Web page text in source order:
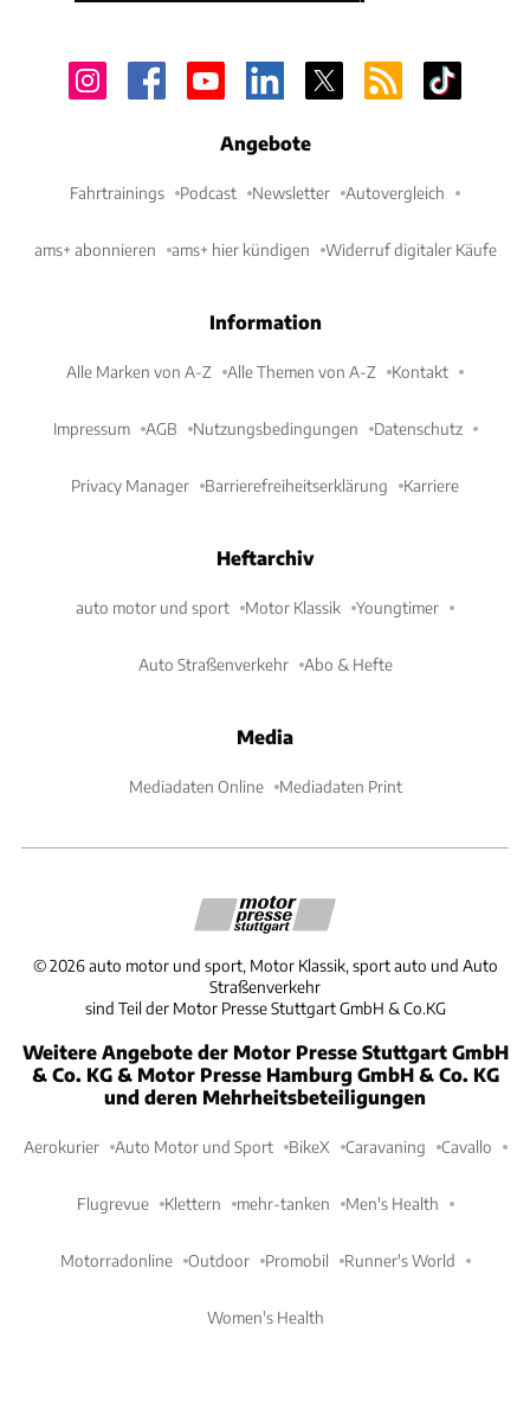
Angebote
Fahrtrainings Podcast Newsletter Autovergleich
ams+ abonnieren ams+ hier kündigen Widerruf digitaler Käufe
Information
Alle Marken von A-Z Alle Themen von A-Z Kontakt
Impressum AGB Nutzungsbedingungen Datenschutz
Privacy Manager Barrierefreiheitserklärung Karriere
Heftarchiv
auto motor und sport Motor Klassik Youngtimer
Auto Straßenverkehr Abo & Hefte
Media
Mediadaten Online Mediadaten Print
©2026 auto motor und sport, Motor Klassik, sport auto und Auto
Straßenverkehr
sind Teil der Motor Presse Stuttgart GmbH & Co.KG
Weitere Angebote der Motor Presse Stuttgart GmbH
& Co. KG & Motor Presse Hamburg GmbH & Co. KG
und deren Mehrheitsbeteiligungen
Aerokurier Auto Motor und Sport BikeX Caravaning Cavallo
Flugrevue Klettern mehr-tanken Men's Health
Motorradonline Outdoor Promobil Runner's World
Women's Health